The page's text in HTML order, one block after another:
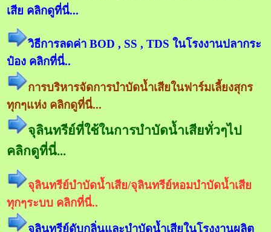
เสีย คลิกดูที่นี่...
วิธีการลดค่า BOD , SS , TDS ในโรงงานปลากระ
ป๋อง คลิกที่นี่..
การบริหารจัดการบำบัดน้ำเสียในฟาร์มเลี้ยงสุกร
ทุกๆแห่ง คลิกดูที่นี่...
จุลินทรีย์ที่ใช้ในการบำบัดน้ำเสียทั่วๆไป
คลิกดูที่นี่...
จุลินทรีย์บำบัดน้ำเสีย/จุลินทรีย์หอมบำบัดน้ำเสีย
ทุกๆระบบ คลิกที่นี่..
จุลินทรีย์ดับกลิ่นและบำบัดน้ำเสียในโรงงานผลิต